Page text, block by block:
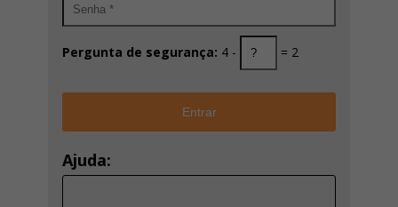
Pergunta de segurança: 4 - = 2
Ajuda: